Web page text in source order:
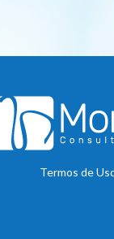
Termos de